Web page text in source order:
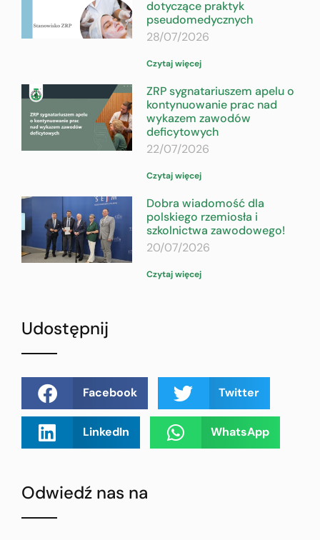
dotyczące praktyk
pseudomedycznych
28/07/2026
Czytaj więcej
ZRP sygnatariuszem apelu o
kontynuowanie prac nad
wykazem zawodów
deficytowych
22/07/2026
Czytaj więcej
Dobra wiadomość dla
polskiego rzemiosła i
szkolnictwa zawodowego!
20/07/2026
Czytaj więcej
Udostępnij
Facebook Twitter
LinkedIn WhatsApp
Odwiedź nas na